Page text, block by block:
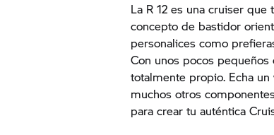
La R 12 es una cruiser
concepto de bastidor
personalices como
Con unos pocos
totalmente propio. Echa
muchos otros
para crear tu auténtica